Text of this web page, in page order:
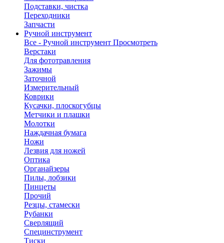
Подставки, чистка
Переходники
Запчасти
Ручной инструмент
Все - Ручной инструмент Просмотреть
Верстаки
Для фототравления
Зажимы
Заточной
Измерительный
Коврики
Кусачки, плоскогубцы
Метчики и плашки
Молотки
Наждачная бумага
Ножи
Лезвия для ножей
Оптика
Органайзеры
Пилы, лобзики
Пинцеты
Прочий
Резцы, стамески
Рубанки
Сверлящий
Специнструмент
Тиски